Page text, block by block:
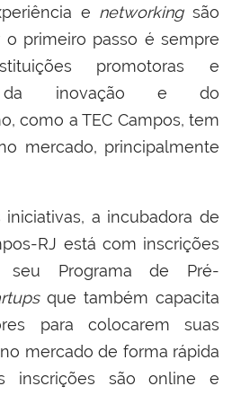
e networkingsão
o primeiro passo é sempre
promotoras e
da inovação e do
como a TEC Campos, tem
mercado, principalmente
iniciativas, a incubadora de
RJ está com inscrições
Programa de Pré-
que também capacita
para colocarem suas
mercado de forma rápida
inscrições são online e